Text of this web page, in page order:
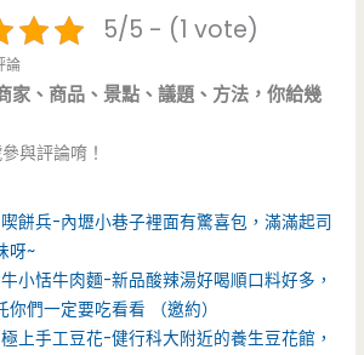
5/5 - (1 vote)
論
家、商品、景點、議題、方法，你給幾
與評論唷！
餅兵-內壢小巷子裡面有驚喜包，滿滿起司
呀~
小恬牛肉麵-新品酸辣湯好喝順口料好多，
們一定要吃看看 （邀約）
上手工豆花-健行科大附近的養生豆花館，